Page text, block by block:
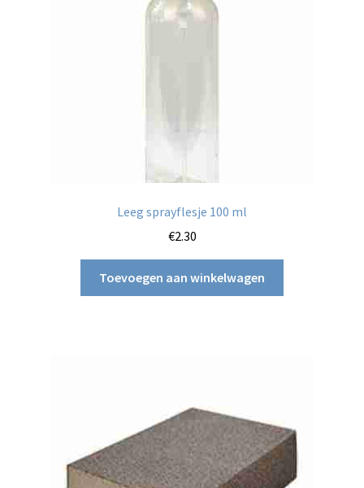
Leeg sprayflesje 100 ml
€2.30
Toevoegen aan winkelwagen